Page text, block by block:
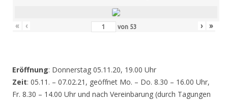
« ‹ von 53 › »
Eröffnung: Donnerstag 05.11.20, 19.00 Uhr
Zeit: 05.11. – 07.02.21, geöffnet Mo. – Do. 8.30 – 16.00 Uhr,
Fr. 8.30 – 14.00 Uhr und nach Vereinbarung (durch Tagungen